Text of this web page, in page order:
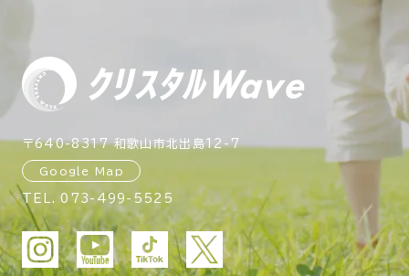
〒640-8317 和歌山市北出島12-7
Google Map
TEL.073-499-5525